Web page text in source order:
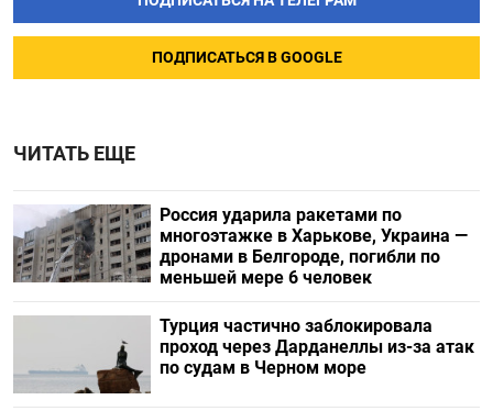
ПОДПИСАТЬСЯ В GOOGLE
ЧИТАТЬ ЕЩЕ
Россия ударила ракетами по
многоэтажке в Харькове, Украина —
дронами в Белгороде, погибли по
меньшей мере 6 человек
Турция частично заблокировала
проход через Дарданеллы из-за атак
по судам в Черном море